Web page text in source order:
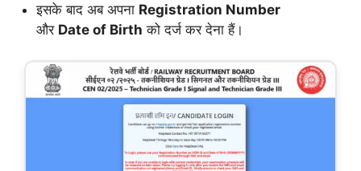
इसके बाद अब अपना Registration Number
और Date of Birth को दर्ज कर देना हैं।